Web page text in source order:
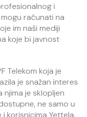
i
računati na
im naši mediji
koje bi javnost
Telekom koja je
je snažan interes
njima je sklopljen
ne samo u
korisnicima Yettela.